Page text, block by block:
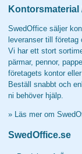
SwedOffice säljer
leveranser till
Vi har ett stort
pärmar, pennor,
företagets kontor
Beställ snabbt och
ni behöver hjälp.
» Läs mer om
SwedOffice.se